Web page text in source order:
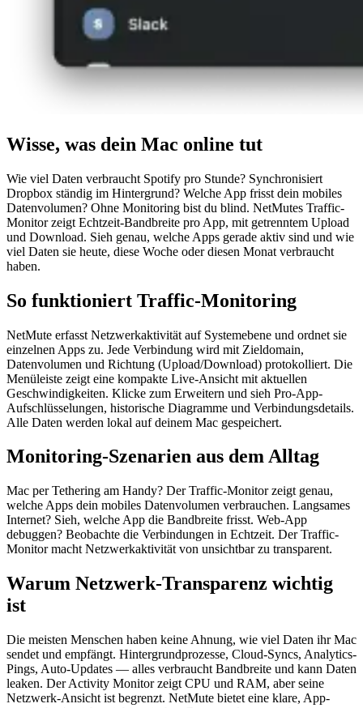
Wisse, was dein Mac online tut
Wie viel Daten verbraucht Spotify pro Stunde? Synchronisiert
Dropbox ständig im Hintergrund? Welche App frisst dein mobiles
Datenvolumen? Ohne Monitoring bist du blind. NetMutes Traffic-
Monitor zeigt Echtzeit-Bandbreite pro App, mit getrenntem Upload
und Download. Sieh genau, welche Apps gerade aktiv sind und wie
viel Daten sie heute, diese Woche oder diesen Monat verbraucht
haben.
So funktioniert Traffic-Monitoring
NetMute erfasst Netzwerkaktivität auf Systemebene und ordnet sie
einzelnen Apps zu. Jede Verbindung wird mit Zieldomain,
Datenvolumen und Richtung (Upload/Download) protokolliert. Die
Menüleiste zeigt eine kompakte Live-Ansicht mit aktuellen
Geschwindigkeiten. Klicke zum Erweitern und sieh Pro-App-
Aufschlüsselungen, historische Diagramme und Verbindungsdetails.
Alle Daten werden lokal auf deinem Mac gespeichert.
Monitoring-Szenarien aus dem Alltag
Mac per Tethering am Handy? Der Traffic-Monitor zeigt genau,
welche Apps dein mobiles Datenvolumen verbrauchen. Langsames
Internet? Sieh, welche App die Bandbreite frisst. Web-App
debuggen? Beobachte die Verbindungen in Echtzeit. Der Traffic-
Monitor macht Netzwerkaktivität von unsichtbar zu transparent.
Warum Netzwerk-Transparenz wichtig
ist
Die meisten Menschen haben keine Ahnung, wie viel Daten ihr Mac
sendet und empfängt. Hintergrundprozesse, Cloud-Syncs, Analytics-
Pings, Auto-Updates — alles verbraucht Bandbreite und kann Daten
leaken. Der Activity Monitor zeigt CPU und RAM, aber seine
Netzwerk-Ansicht ist begrenzt. NetMute bietet eine klare, App-